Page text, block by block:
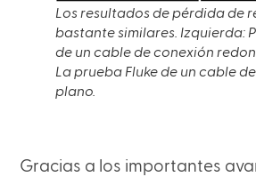
Los resultados de pérdida de
bastante similares. Izquierda:
de un cable de conexión
La prueba Fluke de un cable
plano.
Gracias a los importantes